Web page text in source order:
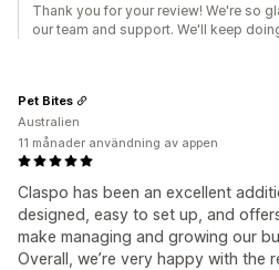
Thank you for your review! We're so
our team and support. We'll keep
Claspo has been an excellent
designed, easy to set up, and
make managing and growing our
Overall, we’re very happy with the
Pet Bites
Australien
11 månader användning av appen